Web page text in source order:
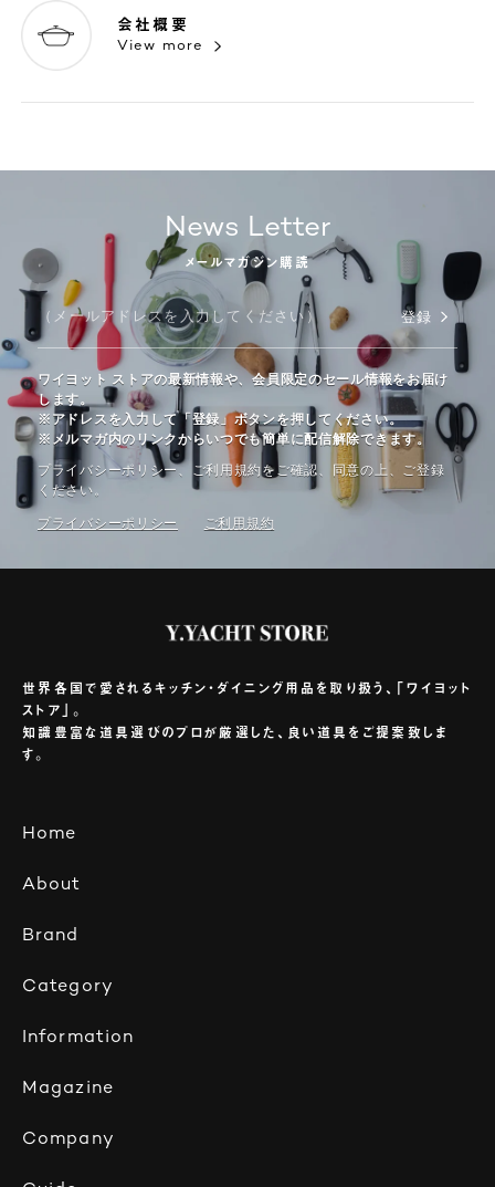
会社概要
View more
News Letter
メールマガジン購読
登録
ワイヨット ストアの最新情報や、会員限定のセール情報をお届け
します。
※アドレスを入力して「登録」ボタンを押してください。
※メルマガ内のリンクからいつでも簡単に配信解除できます。
プライバシーポリシー、ご利⽤規約をご確認、同意の上、ご登録
ください。
プライバシーポリシー ご利⽤規約
世界各国で愛されるキッチン・ダイニング用品を取り扱う、「ワイヨット
ストア」。
知識豊富な道具選びのプロが厳選した、良い道具をご提案致しま
す。
Home
Brand
Information
Company
About
Category
Magazine